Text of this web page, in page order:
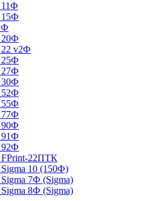
v2Ф
22ПТК
10 (150Ф)
7Ф (Sigma)
8Ф (Sigma)